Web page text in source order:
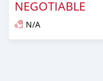
NEGOTIABLE
N/A